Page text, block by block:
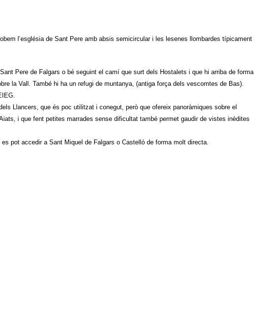
l’església de Sant Pere amb absis semicircular i les lesenes llombardes típicament
Pere de Falgars o bé seguint el camí que surt dels Hostalets i que hi arriba de forma
la Vall. També hi ha un refugi de muntanya, (antiga força dels vescomtes de Bas).
Llancers, que és poc utilitzat i conegut, però que ofereix panoràmiques sobre el
i que fent petites marrades sense dificultat també permet gaudir de vistes inèdites
pot accedir a Sant Miquel de Falgars o Castelló de forma molt directa.